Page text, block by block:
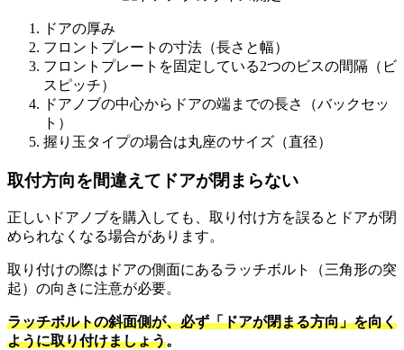
ドアの厚み
フロントプレートの寸法（長さと幅）
フロントプレートを固定している2つのビスの間隔（ビ
スピッチ）
ドアノブの中心からドアの端までの長さ（バックセッ
ト）
握り玉タイプの場合は丸座のサイズ（直径）
取付方向を間違えてドアが閉まらない
正しいドアノブを購入しても、取り付け方を誤るとドアが閉
められなくなる場合があります。
取り付けの際はドアの側面にあるラッチボルト（三角形の突
起）の向きに注意が必要。
ラッチボルトの斜面側が、必ず「ドアが閉まる方向」を向く
ように取り付けましょう。